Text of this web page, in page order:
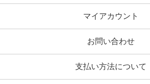
マイアカウント
お問い合わせ
支払い方法について